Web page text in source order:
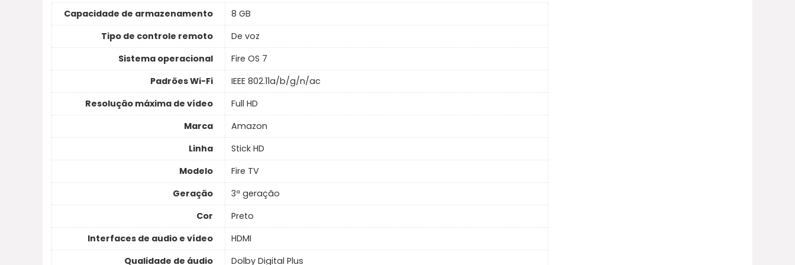
Capacidade de armazenamento
8 GB
Tipo de controle remoto
De voz
Sistema operacional
Fire OS 7
Padrões Wi-Fi
IEEE 802.11a/b/g/n/ac
Resolução máxima de vídeo
Full HD
Marca
Amazon
Linha
Stick HD
Modelo
Fire TV
Geração
3ª geração
Cor
Preto
Interfaces de audio e vídeo
HDMI
Qualidade de áudio
Dolby Digital Plus